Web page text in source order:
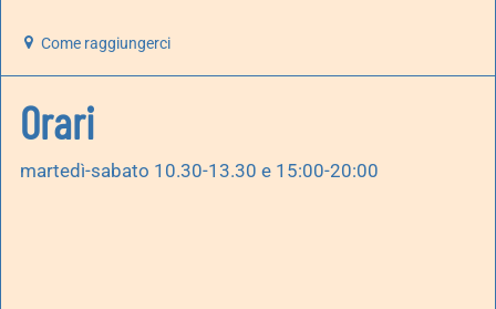
Come raggiungerci
Orari
martedì-sabato 10.30-13.30 e 15:00-20:00